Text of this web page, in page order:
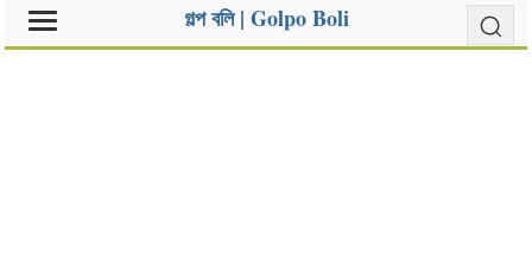
গল্প বলি | Golpo Boli